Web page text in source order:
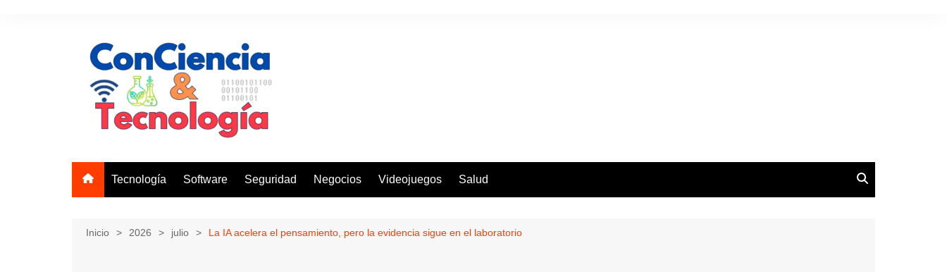
Tecnología Software Seguridad Negocios Videojuegos Salud
Inicio 2026 julio La IA acelera el pensamiento, pero la evidencia sigue en el laboratorio